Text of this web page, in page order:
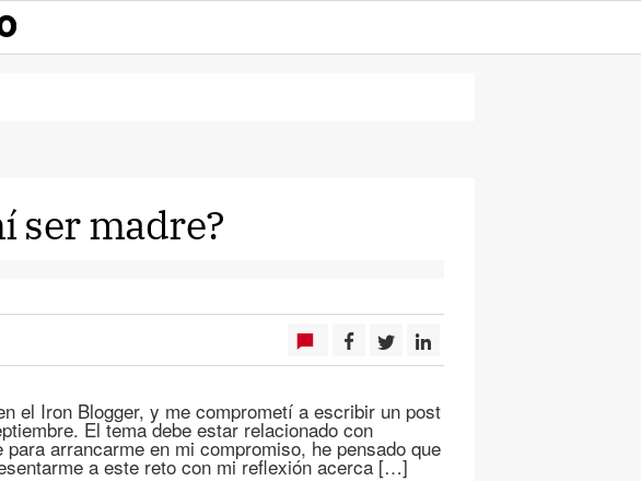
ser madre?
el Iron Blogger, y me comprometí a escribir un post
El tema debe estar relacionado con
arrancarme en mi compromiso, he pensado que
a este reto con mi reflexión acerca […]